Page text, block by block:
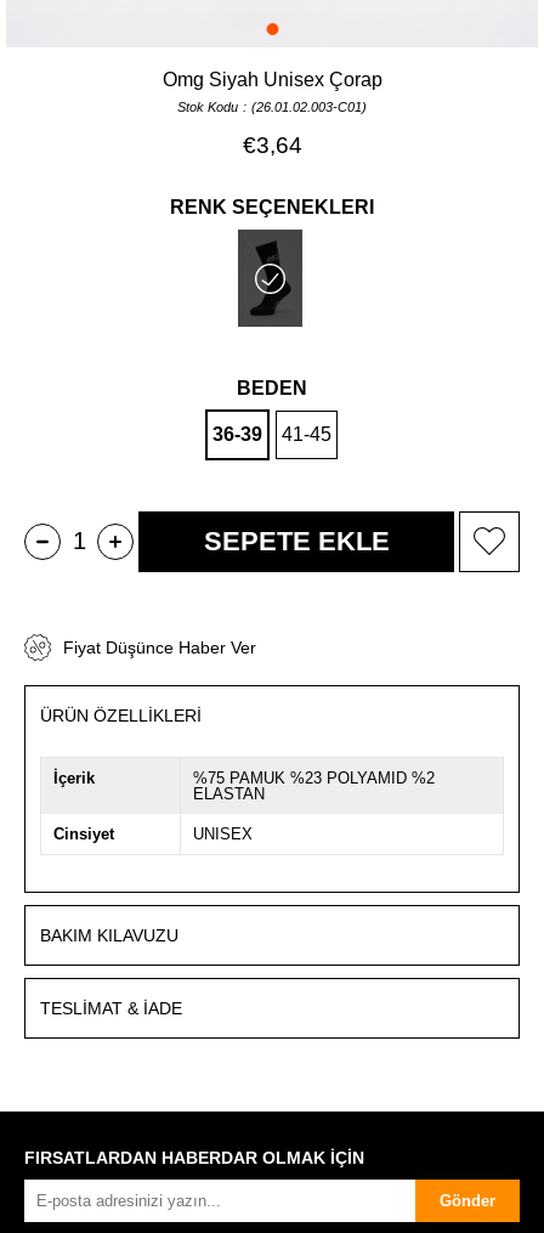
Omg Siyah Unisex Çorap
Stok Kodu (26.01.02.003-C01)
€3,64
RENK SEÇENEKLERİ
BEDEN
36-39 41-45
Fiyat Düşünce Haber Ver
ÜRÜN ÖZELLIKLERI
İçerik
%75 PAMUK %23 POLYAMID %2
ELASTAN
Cinsiyet UNISEX
BAKIM KILAVUZU
TESLIMAT & İADE
FIRSATLARDAN HABERDAR OLMAK İÇİN
Gönder